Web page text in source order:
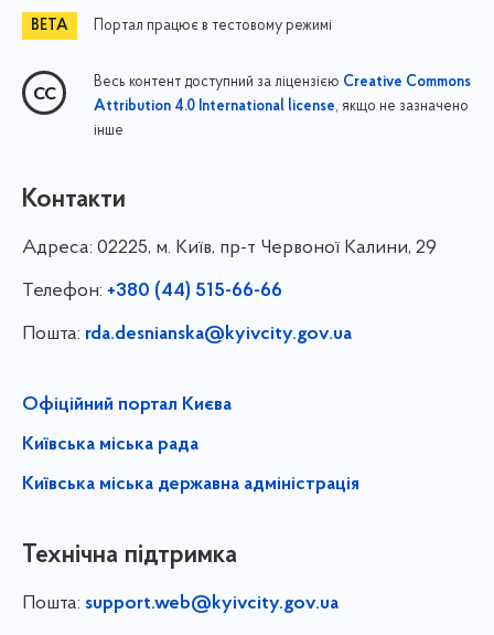
Портал працює в тестовому режимі
Весь контент доступний за ліцензією Creative Commons
Attribution 4.0 International license, якщо не зазначено
інше
Контакти
Адреса: 02225, м. Київ, пр-т Червоної Калини, 29
Телефон: +380 (44) 515-66-66
Пошта: rda.desnianska@kyivcity.gov.ua
Офіційний портал Києва
Київська міська рада
Київська міська державна адміністрація
Технічна підтримка
Пошта: support.web@kyivcity.gov.ua